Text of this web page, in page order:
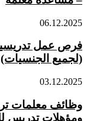
06.12.2025
فرص عمل
(لجميع الجنسيات)
03.12.2025
وظائف معلمات
ومؤهلات تدريس